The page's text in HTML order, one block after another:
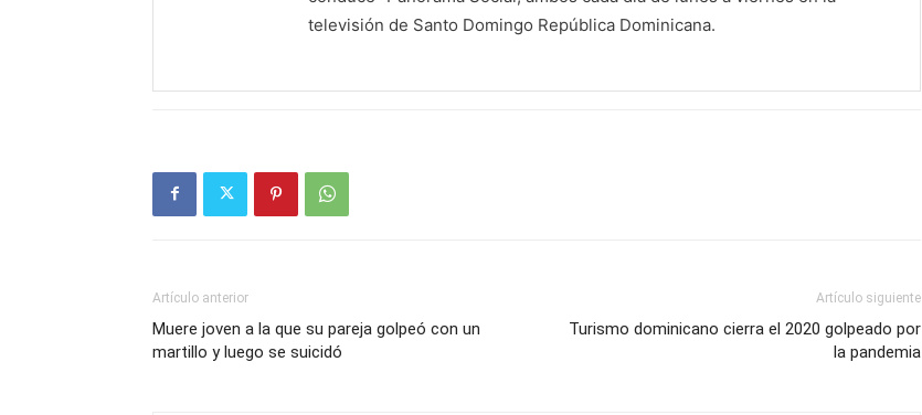
televisión de Santo Domingo República Dominicana.
Artículo anterior
Muere joven a la que su pareja golpeó con un
martillo y luego se suicidó
Artículo siguiente
Turismo dominicano cierra el 2020 golpeado por
la pandemia